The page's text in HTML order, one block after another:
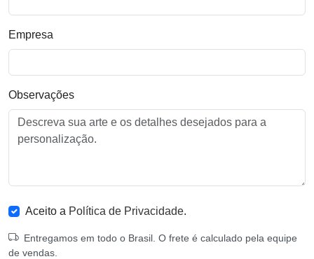
Empresa
Observações
Aceito a Política de Privacidade.
Entregamos em todo o Brasil. O frete é calculado pela equipe
de vendas.